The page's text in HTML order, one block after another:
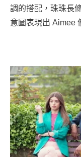
調的搭配，珠珠長
意圖表現出 Aimee